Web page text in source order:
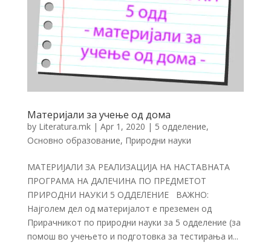
Материјали за учење од дома
by Literatura.mk| Apr 1, 2020 | 5 одделение,
Основно образование, Природни науки
МАТЕРИЈАЛИ ЗА РЕАЛИЗАЦИЈА НА НАСТАВНАТА
ПРОГРАМА НА ДАЛЕЧИНА ПО ПРЕДМЕТОТ
ПРИРОДНИ НАУКИ 5 ОДДЕЛЕНИЕ ВАЖНО:
Најголем дел од материјалот е преземен од
Прирачникот по природни науки за 5 одделение (за
помош во учењето и подготовка за тестирања и...